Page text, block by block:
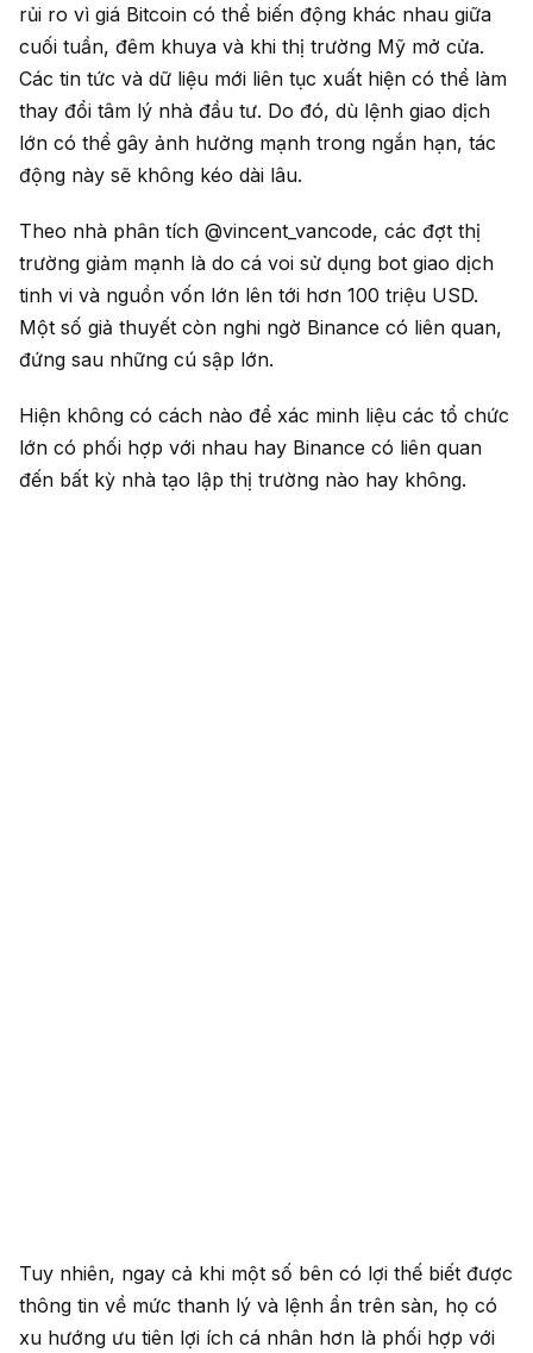
rủi ro vì giá Bitcoin có thể biến động khác nhau giữa
cuối tuần, đêm khuya và khi thị trường Mỹ mở cửa.
Các tin tức và dữ liệu mới liên tục xuất hiện có thể làm
thay đổi tâm lý nhà đầu tư. Do đó, dù lệnh giao dịch
lớn có thể gây ảnh hưởng mạnh trong ngắn hạn, tác
động này sẽ không kéo dài lâu.
Theo nhà phân tích @vincent_vancode, các đợt thị
trường giảm mạnh là do cá voi sử dụng bot giao dịch
tinh vi và nguồn vốn lớn lên tới hơn 100 triệu USD.
Một số giả thuyết còn nghi ngờ Binance có liên quan,
đứng sau những cú sập lớn.
Hiện không có cách nào để xác minh liệu các tổ chức
lớn có phối hợp với nhau hay Binance có liên quan
đến bất kỳ nhà tạo lập thị trường nào hay không.
Tuy nhiên, ngay cả khi một số bên có lợi thế biết được
thông tin về mức thanh lý và lệnh ẩn trên sàn, họ có
xu hướng ưu tiên lợi ích cá nhân hơn là phối hợp với